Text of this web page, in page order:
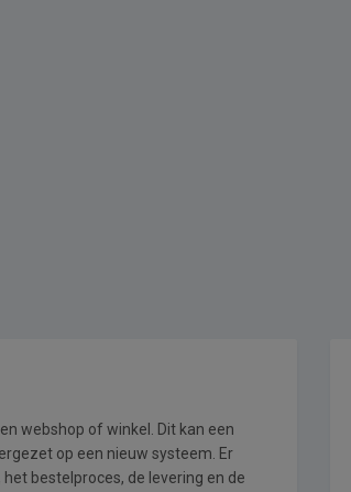
webshop of winkel. Dit kan een
op een nieuw systeem. Er
bestelproces, de levering en de